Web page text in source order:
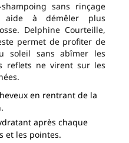
sans rinçage
aide à démêler plus
Delphine Courteille,
permet de profiter de
soleil sans abîmer les
reflets ne virent sur les
en rentrant de la
après chaque
et les pointes.